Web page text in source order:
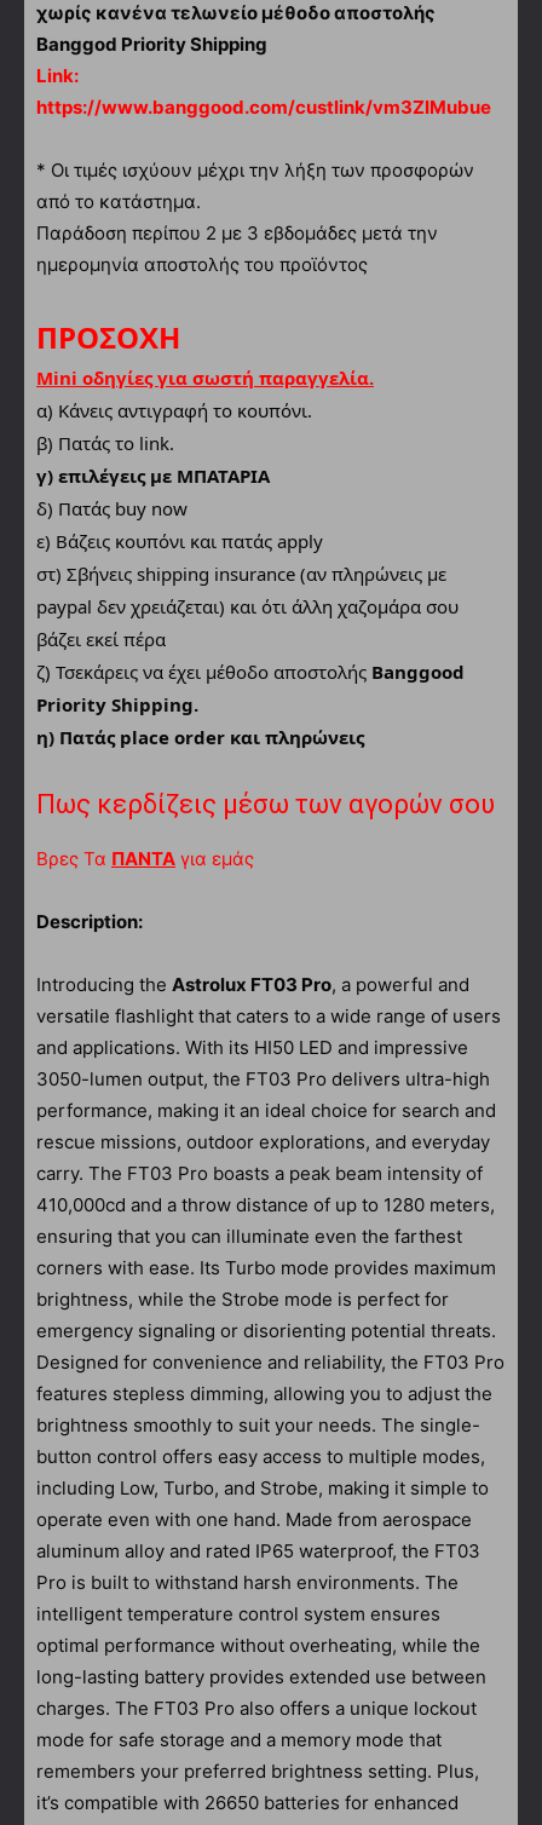
χωρίς κανένα τελωνείο μέθοδο αποστολής
Banggod Priority Shipping
Link:
https://www.banggood.com/custlink/vm3ZIMubue
* Οι τιμές ισχύουν μέχρι την λήξη των προσφορών
από το κατάστημα.
Παράδοση περίπου 2 με 3 εβδομάδες μετά την
ημερομηνία αποστολής του προϊόντος
ΠΡΟΣΟΧΗ
Mini οδηγίες για σωστή παραγγελία.
α) Κάνεις αντιγραφή το κουπόνι.
β) Πατάς το link.
γ) επιλέγεις με ΜΠΑΤΑΡΙΑ
δ) Πατάς buy now
ε) Βάζεις κουπόνι και πατάς apply
στ) Σβήνεις shipping insurance (αν πληρώνεις με
paypal δεν χρειάζεται) και ότι άλλη χαζομάρα σου
βάζει εκεί πέρα
ζ) Τσεκάρεις να έχει μέθοδο αποστολής Banggood
Priority Shipping.
η) Πατάς place order και πληρώνεις
Πως κερδίζεις μέσω των αγορών σου
Βρες Τα ΠΑΝΤΑ για εμάς
Description:
Introducing the Astrolux FT03 Pro, a powerful and
versatile flashlight that caters to a wide range of users
and applications. With its HI50 LED and impressive
3050-lumen output, the FT03 Pro delivers ultra-high
performance, making it an ideal choice for search and
rescue missions, outdoor explorations, and everyday
carry. The FT03 Pro boasts a peak beam intensity of
410,000cd and a throw distance of up to 1280 meters,
ensuring that you can illuminate even the farthest
corners with ease. Its Turbo mode provides maximum
brightness, while the Strobe mode is perfect for
emergency signaling or disorienting potential threats.
Designed for convenience and reliability, the FT03 Pro
features stepless dimming, allowing you to adjust the
brightness smoothly to suit your needs. The single-
button control offers easy access to multiple modes,
including Low, Turbo, and Strobe, making it simple to
operate even with one hand. Made from aerospace
aluminum alloy and rated IP65 waterproof, the FT03
Pro is built to withstand harsh environments. The
intelligent temperature control system ensures
optimal performance without overheating, while the
long-lasting battery provides extended use between
charges. The FT03 Pro also offers a unique lockout
mode for safe storage and a memory mode that
remembers your preferred brightness setting. Plus,
it’s compatible with 26650 batteries for enhanced